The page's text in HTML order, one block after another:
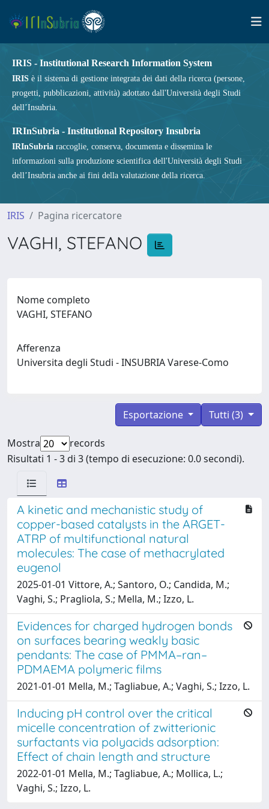
IRIS - Institutional Research Information System
IRIS è il sistema di gestione integrata dei dati della ricerca (persone,
progetti, pubblicazioni, attività) adottato dall'Università degli Studi
dell’Insubria.
IRInSubria - Institutional Repository Insubria
IRInSubria raccoglie, conserva, documenta e dissemina le
informazioni sulla produzione scientifica dell'Università degli Studi
dell’Insubria anche ai fini della valutazione della ricerca.
IRIS Pagina ricercatore
VAGHI, STEFANO
Nome completo
VAGHI, STEFANO
Afferenza
Universita degli Studi - INSUBRIA Varese-Como
Tutti (3)
Esportazione
Mostra
records
Risultati 1 - 3 di 3 (tempo di esecuzione: 0.0 secondi).
A kinetic and mechanistic study of
copper-based catalysts in the ARGET-
ATRP of multifunctional natural
molecules: The case of methacrylated
eugenol
2025-01-01 Vittore, A.; Santoro, O.; Candida, M.;
Vaghi, S.; Pragliola, S.; Mella, M.; Izzo, L.
Evidences for charged hydrogen bonds
on surfaces bearing weakly basic
pendants: The case of PMMA–ran–
PDMAEMA polymeric films
2021-01-01 Mella, M.; Tagliabue, A.; Vaghi, S.; Izzo, L.
Inducing pH control over the critical
micelle concentration of zwitterionic
surfactants via polyacids adsorption:
Effect of chain length and structure
2022-01-01 Mella, M.; Tagliabue, A.; Mollica, L.;
Vaghi, S.; Izzo, L.